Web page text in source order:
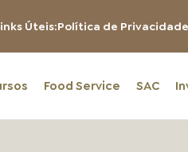
Úteis:Política de Privacidade
Food Service SAC